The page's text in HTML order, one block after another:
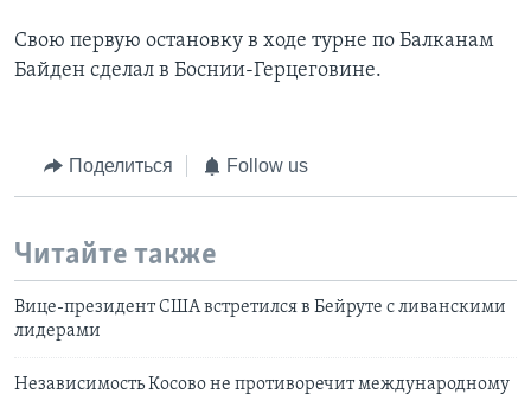
Свою первую остановку в ходе турне по Балканам
Байден сделал в Боснии-Герцеговине.
Поделиться Follow us
Читайте также
Вице-президент США встретился в Бейруте с ливанскими
лидерами
Независимость Косово не противоречит международному